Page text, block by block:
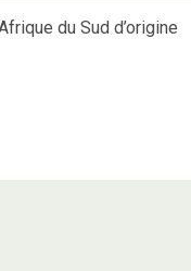
du Sud d’origine